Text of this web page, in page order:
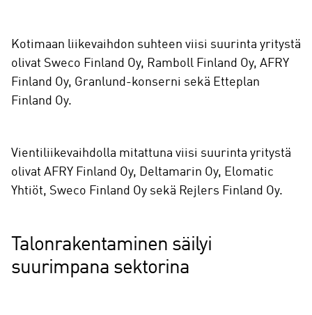
Kotimaan liikevaihdon suhteen viisi suurinta yritystä
olivat Sweco Finland Oy, Ramboll Finland Oy, AFRY
Finland Oy, Granlund-konserni sekä Etteplan
Finland Oy.
Vientiliikevaihdolla mitattuna viisi suurinta yritystä
olivat AFRY Finland Oy, Deltamarin Oy, Elomatic
Yhtiöt, Sweco Finland Oy sekä Rejlers Finland Oy.
Talonrakentaminen säilyi
suurimpana sektorina